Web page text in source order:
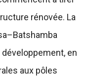
rénovée. La
en
aux pôles